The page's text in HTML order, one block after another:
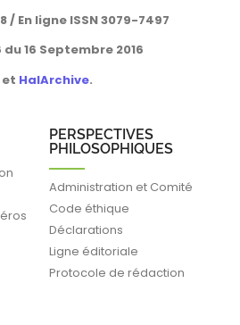
/ En ligne ISSN 3079-7497
du 16 Septembre 2016
et HalArchive.
PERSPECTIVES
PHILOSOPHIQUES
Administration et Comité
Code éthique
Déclarations
Ligne éditoriale
Protocole de rédaction